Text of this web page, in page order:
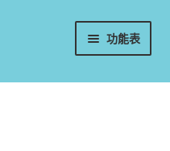
功能表